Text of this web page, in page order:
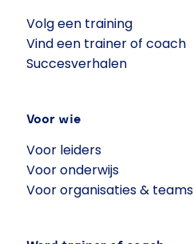
Volg een training
Vind een trainer of coach
Succesverhalen
Voor wie
Voor leiders
Voor onderwijs
Voor organisaties & teams